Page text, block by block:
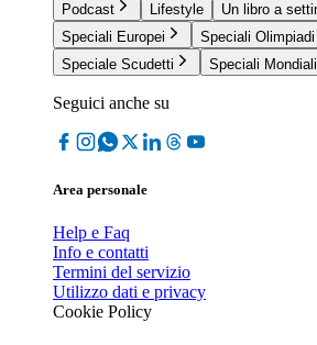
Podcast
Lifestyle
Un libro a
Speciali Europei
Speciali Olimpiadi
Speciale Scudetti
Speciali Mondiali
Seguici anche su
Area personale
Help e Faq
Info e contatti
Termini del servizio
Utilizzo dati e privacy
Cookie Policy